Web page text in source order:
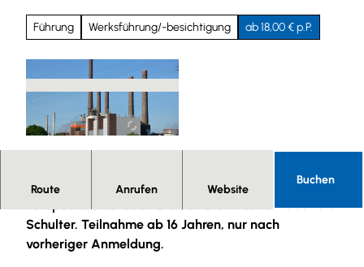
Führung Werksführung/-besichtigung ab 18,00 € p.P.
Route Anrufen Website
Buchen
Erleben Sie eines der modernsten Hüttenwerke
Europas und schauen Sie den Stahlkochern über die
Schulter. Teilnahme ab 16 Jahren, nur nach
vorheriger Anmeldung.